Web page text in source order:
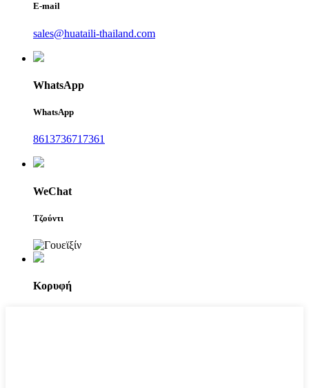
E-mail
sales@huataili-thailand.com
WhatsApp
WhatsApp
8613736717361
WeChat
Τζούντι
Κορυφή